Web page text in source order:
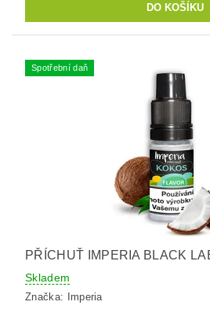
Spotřební daň
PŘÍCHUŤ IMPERIA BLACK
Skladem
Značka: Imperia